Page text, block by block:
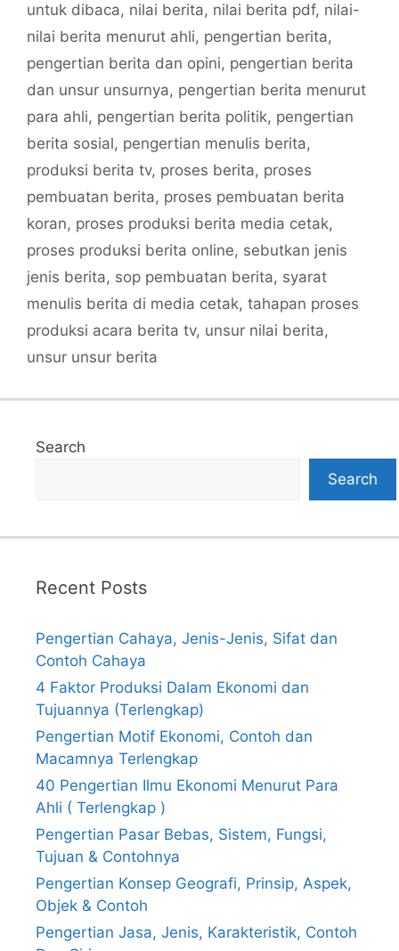
untuk dibaca, nilai berita, nilai berita pdf, nilai-
nilai berita menurut ahli, pengertian berita,
pengertian berita dan opini, pengertian berita
dan unsur unsurnya, pengertian berita menurut
para ahli, pengertian berita politik, pengertian
berita sosial, pengertian menulis berita,
produksi berita tv, proses berita, proses
pembuatan berita, proses pembuatan berita
koran, proses produksi berita media cetak,
proses produksi berita online, sebutkan jenis
jenis berita, sop pembuatan berita, syarat
menulis berita di media cetak, tahapan proses
produksi acara berita tv, unsur nilai berita,
unsur unsur berita
Search
Search
Recent Posts
Pengertian Cahaya, Jenis-Jenis, Sifat dan
Contoh Cahaya
4 Faktor Produksi Dalam Ekonomi dan
Tujuannya (Terlengkap)
Pengertian Motif Ekonomi, Contoh dan
Macamnya Terlengkap
40 Pengertian Ilmu Ekonomi Menurut Para
Ahli ( Terlengkap )
Pengertian Pasar Bebas, Sistem, Fungsi,
Tujuan & Contohnya
Pengertian Konsep Geografi, Prinsip, Aspek,
Objek & Contoh
Pengertian Jasa, Jenis, Karakteristik, Contoh